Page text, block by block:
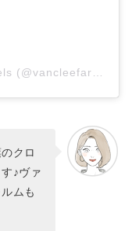
A post shared by Van Cleef & Arpels (@vancleefarpels)
クロ
♪ヴァ
ムも